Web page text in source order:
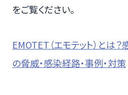
をご覧ください。
EMOTET（エモテット）とは
の脅威・感染経路・事例・対策